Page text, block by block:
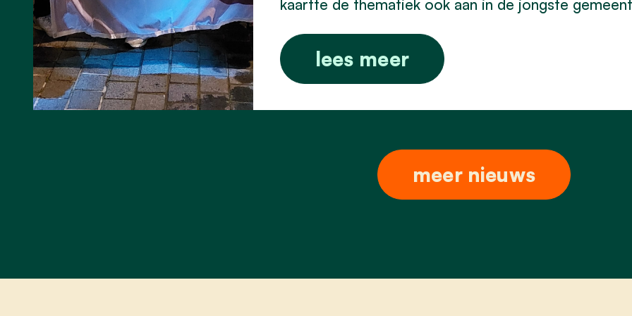
kaartte de thematiek ook aan in de jongste
lees meer
meer nieuws